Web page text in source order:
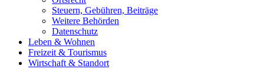
Steuern, Gebühren, Beiträge
Weitere Behörden
Datenschutz
Leben & Wohnen
Freizeit & Tourismus
Wirtschaft & Standort